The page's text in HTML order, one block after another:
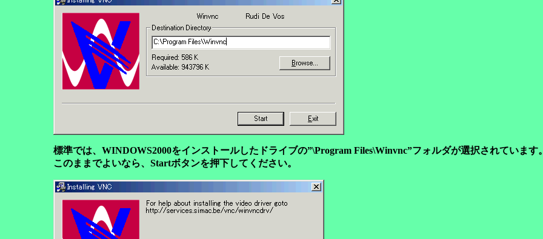
標準では、WINDOWS2000をインストールしたドライブの”\Program Files\Winvnc”フォルダが選択されています。
このままでよいなら、Startボタンを押下してください。